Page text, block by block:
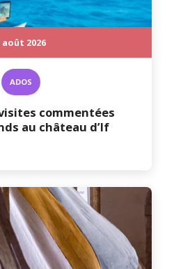
août 2026
ADOS
commentées
au château d’If